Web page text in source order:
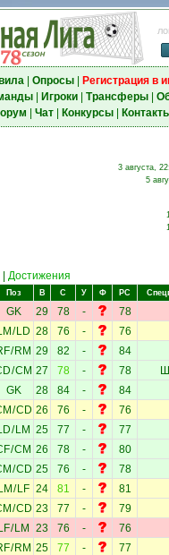
| Опросы| Регистрация в
| Игроки| Трансферы|
Чат| Конкурсы|
3 августа,
5
Достижения
Поз В С У Ф РС
GK 29 78 - 78
/ LD 28 76 - 76
/ RM 29 82 - 84
/CM 27 78 - 78
GK 28 84 - 84
/CD 26 76 - 76
/ LM 25 77 - 77
/CM 26 78 - 80
/CD 25 76 - 78
LM / LF 24 81 - 81
/CD 23 77 - 79
LF/ LM 23 76 - 76
/ RM 25 77 - 77